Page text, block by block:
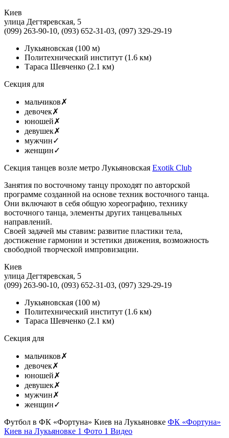
Киев
улица Дегтяревская, 5
(099) 263-90-10, (093) 652-31-03, (097) 329-29-19
Лукьяновская (100 м)
Политехнический институт (1.6 км)
Тараса Шевченко (2.1 км)
Секция для
мальчиков✗
девочек✗
юношей✗
девушек✗
мужчин✓
женщин✓
Секция танцев возле метро Лукьяновская Exotik Club
Занятия по восточному танцу проходят по авторской
программе созданной на основе техник восточного танца.
Они включают в себя общую хореографию, технику
восточного танца, элементы других танцевальных
направлений.
Своей задачей мы ставим: развитие пластики тела,
достижение гармонии и эстетики движения, возможность
свободной творческой импровизации.
Киев
улица Дегтяревская, 5
(099) 263-90-10, (093) 652-31-03, (097) 329-29-19
Лукьяновская (100 м)
Политехнический институт (1.6 км)
Тараса Шевченко (2.1 км)
Секция для
мальчиков✗
девочек✗
юношей✗
девушек✗
мужчин✗
женщин✓
Футбол в ФК «Фортуна» Киев на Лукьяновке ФК «Фортуна»
Киев на Лукьяновке 1 Фото 1 Видео